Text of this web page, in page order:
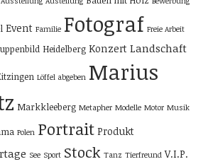
Event Familie Fotograf Freie Arbeit
Heidelberg Konzert Landschaft
Löffel abgeben Marius
Markkleeberg Metapher Modelle Motor Musik
Polen Portrait Produkt
See Sport Stock Tanz Tierfreund V.I.P.